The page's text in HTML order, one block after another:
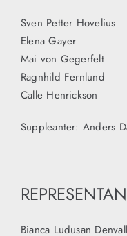
Sven Petter Hovelius
Elena Gayer
Mai von Gegerfelt
Ragnhild Fernlund
Calle Henrickson
Suppleanter: Anders
Bianca Ludusan Denvall